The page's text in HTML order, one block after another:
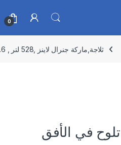
0
ثلاجة,ماركة جنرال لاينز ,528 لتر , 18.6 قدم استيل بخار,GLR528NF
تلوح في الأفق